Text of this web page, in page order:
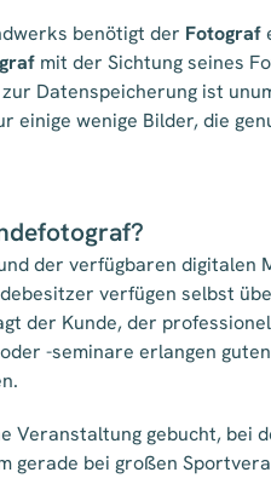
benötigt der Fotograf
mit der Sichtung seines
Datenspeicherung ist
einige wenige Bilder, die
der verfügbaren digitalen
verfügen selbst
der Kunde, der
-seminare erlangen
Veranstaltung gebucht, bei
gerade bei großen